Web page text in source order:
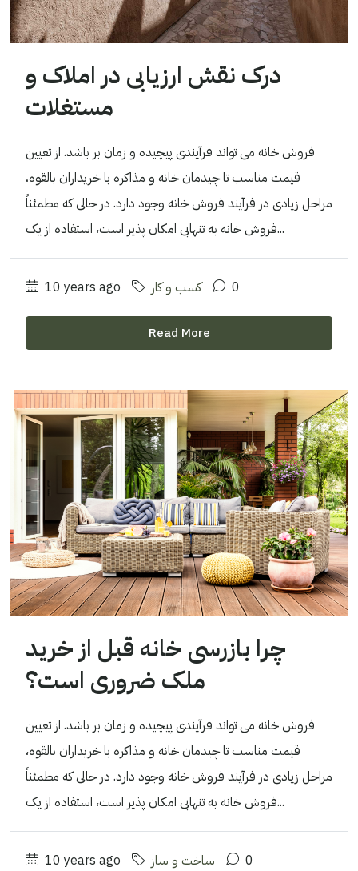
درک نقش ارزیابی در املاک و
مستغلات
فروش خانه می تواند فرآیندی پیچیده و زمان بر باشد. از تعیین
قیمت مناسب تا چیدمان خانه و مذاکره با خریداران بالقوه،
مراحل زیادی در فرآیند فروش خانه وجود دارد. در حالی که مطمئناً
فروش خانه به تنهایی امکان پذیر است، استفاده از یک...
10 years ago کسب و کار 0
Read More
چرا بازرسی خانه قبل از خرید
ملک ضروری است؟
فروش خانه می تواند فرآیندی پیچیده و زمان بر باشد. از تعیین
قیمت مناسب تا چیدمان خانه و مذاکره با خریداران بالقوه،
مراحل زیادی در فرآیند فروش خانه وجود دارد. در حالی که مطمئناً
فروش خانه به تنهایی امکان پذیر است، استفاده از یک...
10 years ago ساخت و ساز 0